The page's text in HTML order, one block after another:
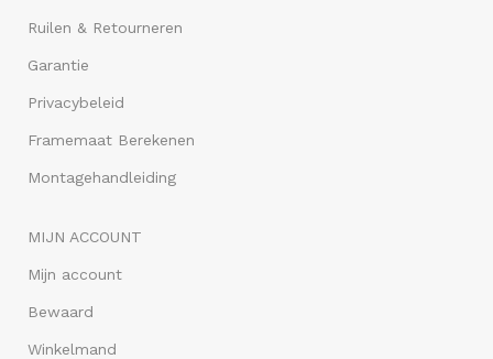
Ruilen & Retourneren
Garantie
Privacybeleid
Framemaat Berekenen
Montagehandleiding
MIJN ACCOUNT
Mijn account
Bewaard
Winkelmand